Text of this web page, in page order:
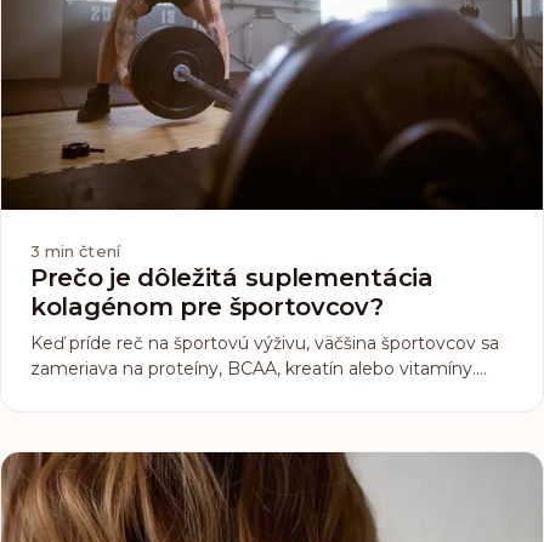
3 min čtení
Prečo je dôležitá suplementácia
kolagénom pre športovcov?
Keď príde reč na športovú výživu, väčšina športovcov sa
zameriava na proteíny, BCAA, kreatín alebo vitamíny.
pokožke a vlasoch, ale predovšetkým o podpore svalov,
kĺbov a šliach, teda tých častí tela, ktoré každý športovec
zaťažuje na maximum.